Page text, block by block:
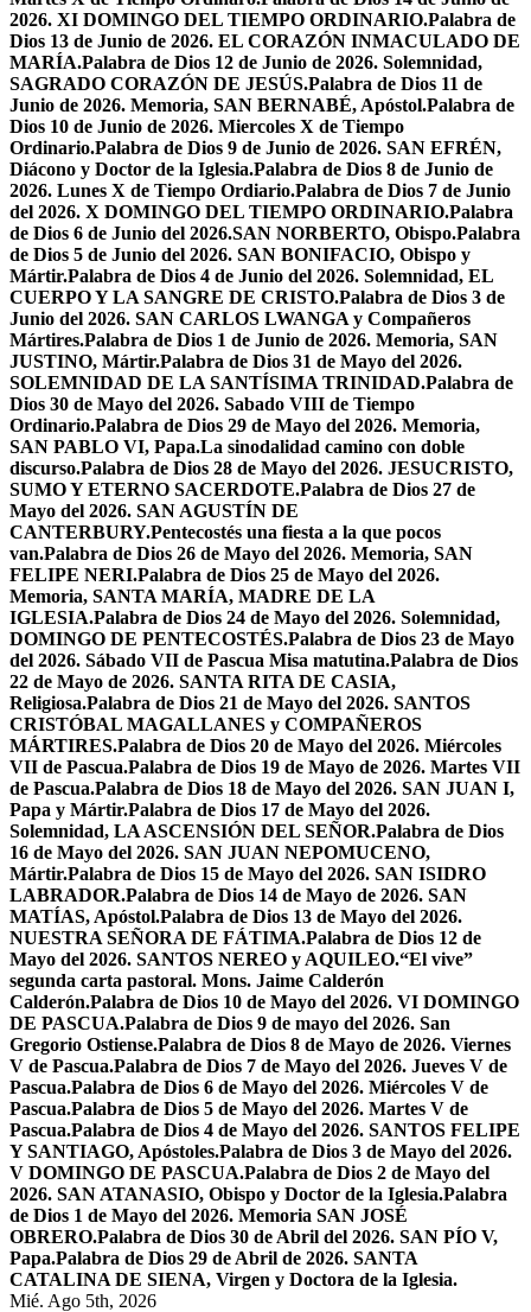
2026. XI DOMINGO DEL TIEMPO ORDINARIO.Palabra de
Dios 13 de Junio de 2026. EL CORAZÓN INMACULADO DE
MARÍA.Palabra de Dios 12 de Junio de 2026. Solemnidad,
SAGRADO CORAZÓN DE JESÚS.Palabra de Dios 11 de
Junio de 2026. Memoria, SAN BERNABÉ, Apóstol.Palabra de
Dios 10 de Junio de 2026. Miercoles X de Tiempo
Ordinario.Palabra de Dios 9 de Junio de 2026. SAN EFRÉN,
Diácono y Doctor de la Iglesia.Palabra de Dios 8 de Junio de
2026. Lunes X de Tiempo Ordiario.Palabra de Dios 7 de Junio
del 2026. X DOMINGO DEL TIEMPO ORDINARIO.Palabra
de Dios 6 de Junio del 2026.SAN NORBERTO, Obispo.Palabra
de Dios 5 de Junio del 2026. SAN BONIFACIO, Obispo y
Mártir.Palabra de Dios 4 de Junio del 2026. Solemnidad, EL
CUERPO Y LA SANGRE DE CRISTO.Palabra de Dios 3 de
Junio del 2026. SAN CARLOS LWANGA y Compañeros
Mártires.Palabra de Dios 1 de Junio de 2026. Memoria, SAN
JUSTINO, Mártir.Palabra de Dios 31 de Mayo del 2026.
SOLEMNIDAD DE LA SANTÍSIMA TRINIDAD.Palabra de
Dios 30 de Mayo del 2026. Sabado VIII de Tiempo
Ordinario.Palabra de Dios 29 de Mayo del 2026. Memoria,
SAN PABLO VI, Papa.La sinodalidad camino con doble
discurso.Palabra de Dios 28 de Mayo del 2026. JESUCRISTO,
SUMO Y ETERNO SACERDOTE.Palabra de Dios 27 de
Mayo del 2026. SAN AGUSTÍN DE
CANTERBURY.Pentecostés una fiesta a la que pocos
van.Palabra de Dios 26 de Mayo del 2026. Memoria, SAN
FELIPE NERI.Palabra de Dios 25 de Mayo del 2026.
Memoria, SANTA MARÍA, MADRE DE LA
IGLESIA.Palabra de Dios 24 de Mayo del 2026. Solemnidad,
DOMINGO DE PENTECOSTÉS.Palabra de Dios 23 de Mayo
del 2026. Sábado VII de Pascua Misa matutina.Palabra de Dios
22 de Mayo de 2026. SANTA RITA DE CASIA,
Religiosa.Palabra de Dios 21 de Mayo del 2026. SANTOS
CRISTÓBAL MAGALLANES y COMPAÑEROS
MÁRTIRES.Palabra de Dios 20 de Mayo del 2026. Miércoles
VII de Pascua.Palabra de Dios 19 de Mayo de 2026. Martes VII
de Pascua.Palabra de Dios 18 de Mayo del 2026. SAN JUAN I,
Papa y Mártir.Palabra de Dios 17 de Mayo del 2026.
Solemnidad, LA ASCENSIÓN DEL SEÑOR.Palabra de Dios
16 de Mayo del 2026. SAN JUAN NEPOMUCENO,
Mártir.Palabra de Dios 15 de Mayo del 2026. SAN ISIDRO
LABRADOR.Palabra de Dios 14 de Mayo de 2026. SAN
MATÍAS, Apóstol.Palabra de Dios 13 de Mayo del 2026.
NUESTRA SEÑORA DE FÁTIMA.Palabra de Dios 12 de
Mayo del 2026. SANTOS NEREO y AQUILEO.“El vive”
segunda carta pastoral. Mons. Jaime Calderón
Calderón.Palabra de Dios 10 de Mayo del 2026. VI DOMINGO
DE PASCUA.Palabra de Dios 9 de mayo del 2026. San
Gregorio Ostiense.Palabra de Dios 8 de Mayo de 2026. Viernes
V de Pascua.Palabra de Dios 7 de Mayo del 2026. Jueves V de
Pascua.Palabra de Dios 6 de Mayo del 2026. Miércoles V de
Pascua.Palabra de Dios 5 de Mayo del 2026. Martes V de
Pascua.Palabra de Dios 4 de Mayo del 2026. SANTOS FELIPE
Y SANTIAGO, Apóstoles.Palabra de Dios 3 de Mayo del 2026.
V DOMINGO DE PASCUA.Palabra de Dios 2 de Mayo del
2026. SAN ATANASIO, Obispo y Doctor de la Iglesia.Palabra
de Dios 1 de Mayo del 2026. Memoria SAN JOSÉ
OBRERO.Palabra de Dios 30 de Abril del 2026. SAN PÍO V,
Papa.Palabra de Dios 29 de Abril de 2026. SANTA
CATALINA DE SIENA, Virgen y Doctora de la Iglesia.
Mié. Ago 5th, 2026